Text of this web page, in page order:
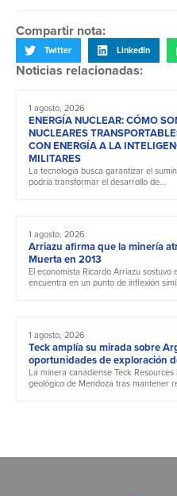
Compartir nota:
Twitter LinkedIn
Noticias relacionadas:
1 agosto, 2026
ENERGÍA NUCLEAR: CÓMO
NUCLEARES
CON ENERGÍA A LA
MILITARES
La tecnología busca garantizar el
podría transformar el desarrollo de...
1 agosto, 2026
Arriazu afirma que la minería
Muerta en 2013
El economista Ricardo Arriazu
encuentra en un punto de inflexión
1 agosto, 2026
Teck amplía su mirada sobre
oportunidades de exploración
La minera canadiense Teck
geológico de Mendoza tras mantener